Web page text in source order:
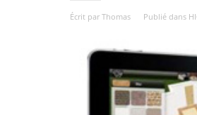
Écrit par Thomas Publié dans